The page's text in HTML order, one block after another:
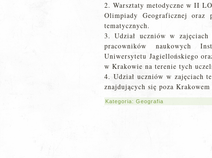
2. Warsztaty metodyczne w II
Olimpiady Geograficznej oraz
tematycznych.
3. Udział uczniów w zajęciach
pracowników naukowych
Uniwersytetu Jagiellońskiego
w Krakowie na terenie tych
4. Udział uczniów w zajęciach
znajdujących się poza
Kategoria: Geografia